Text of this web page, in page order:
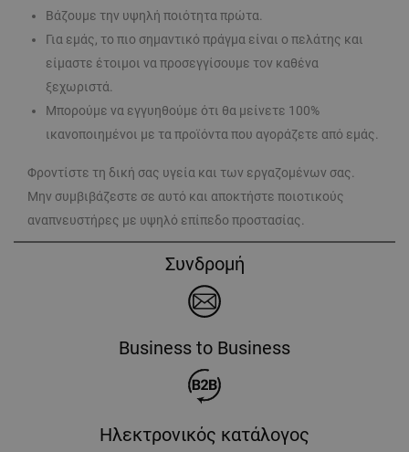
Βάζουμε την υψηλή ποιότητα πρώτα.
Για εμάς, το πιο σημαντικό πράγμα είναι ο πελάτης και
είμαστε έτοιμοι να προσεγγίσουμε τον καθένα
ξεχωριστά.
Μπορούμε να εγγυηθούμε ότι θα μείνετε 100%
ικανοποιημένοι με τα προϊόντα που αγοράζετε από εμάς.
Φροντίστε τη δική σας υγεία και των εργαζομένων σας.
Μην συμβιβάζεστε σε αυτό και αποκτήστε ποιοτικούς
αναπνευστήρες με υψηλό επίπεδο προστασίας.
Συνδρομή
Business to Business
Ηλεκτρονικός κατάλογος